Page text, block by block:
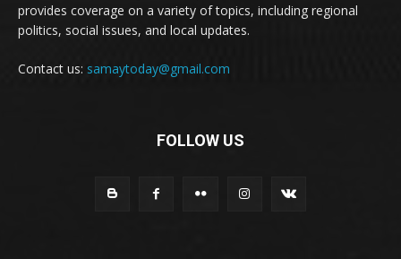
provides coverage on a variety of topics, including regional
politics, social issues, and local updates.
Contact us: samaytoday@gmail.com
FOLLOW US